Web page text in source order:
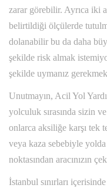
zarar görebilir. Ayrıca iki
belirtildiği ölçülerde
dolanabilir bu da daha
şekilde risk almak
şekilde uymanız
Unutmayın, Acil Yol
yolculuk sırasında sizin
onlarca aksiliğe karşı tek
veya kaza sebebiyle
noktasından aracınızın
İstanbul sınırları